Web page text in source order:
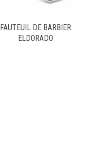
FAUTEUIL DE BARBIER
ELDORADO